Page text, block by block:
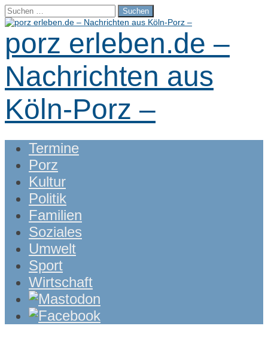
Suchen
nach:
porz erleben.de –
Nachrichten aus
Köln-Porz –
Main
menu
Skip
content
Termine
Porz
Kultur
Politik
Familien
Soziales
Umwelt
Sport
Wirtschaft